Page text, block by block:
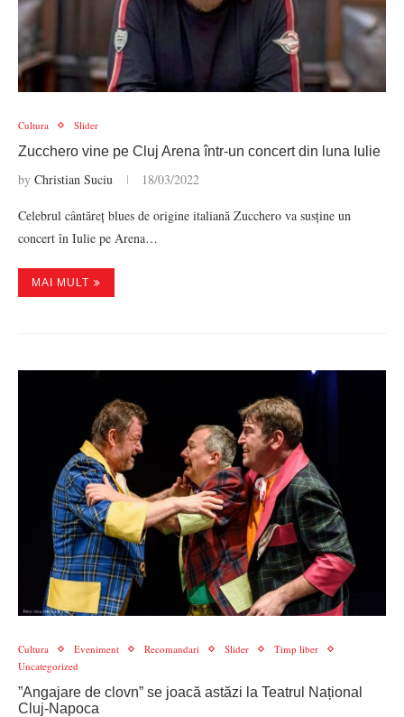
Cultura Slider
Zucchero vine pe Cluj Arena într-un concert din luna Iulie
by Christian Suciu 18/03/2022
Celebrul cântăreț blues de origine italiană Zucchero va susține un
concert în Iulie pe Arena…
MAI MULT
Cultura Eveniment Recomandari Slider
Timp liber
Uncategorized
”Angajare de clovn” se joacă astăzi la Teatrul Național
Cluj-Napoca